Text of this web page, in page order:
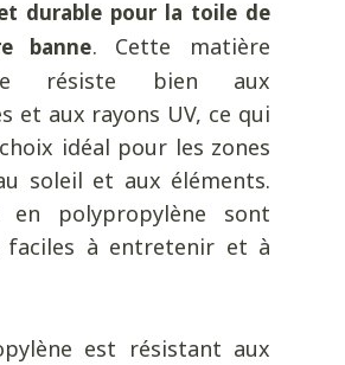
durable pour la toile de
banne. Cette matière
résiste bien aux
et aux rayons UV, ce qui
idéal pour les zones
soleil et aux éléments.
en polypropylène sont
faciles à entretenir et à
est résistant aux